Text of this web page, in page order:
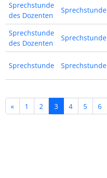
Sprechstunde
des Dozenten
Sprechstunde
Sprechstunde
des Dozenten
Sprechstunde
Sprechstunde Sprechstunde
« 1 2 3 4 5 6